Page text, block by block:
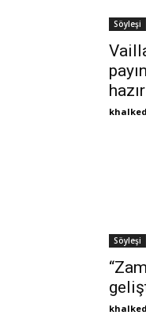
Söyleşi
Söyleşi